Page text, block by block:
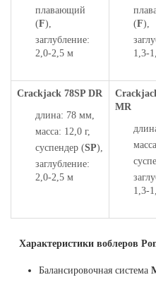
плавающий
(F),
заглубление:
2,0-2,5 м
(F),
1,3-
Crackjack 78SP DR
длина: 78 мм,
масса: 12,0 г,
суспендер (SP),
заглубление:
2,0-2,5 м
MR
1,3-
Характеристики воблеров
Балансировочная система